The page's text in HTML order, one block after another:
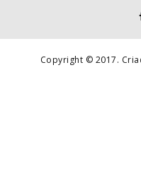
Copyright © 2017.